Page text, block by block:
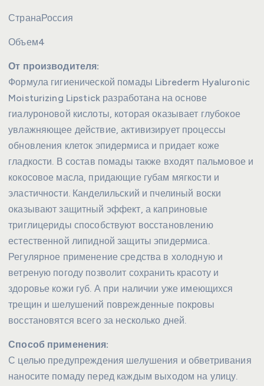
СтранаРоссия
Объем4
От производителя:
Формула гигиенической помады Librederm Hyaluronic
Moisturizing Lipstick разработана на основе
гиалуроновой кислоты, которая оказывает глубокое
увлажняющее действие, активизирует процессы
обновления клеток эпидермиса и придает коже
гладкости. В состав помады также входят пальмовое и
кокосовое масла, придающие губам мягкости и
эластичности. Канделильский и пчелиный воски
оказывают защитный эффект, а каприновые
триглицериды способствуют восстановлению
естественной липидной защиты эпидермиса.
Регулярное применение средства в холодную и
ветреную погоду позволит сохранить красоту и
здоровье кожи губ. А при наличии уже имеющихся
трещин и шелушений поврежденные покровы
восстановятся всего за несколько дней.
Способ применения:
С целью предупреждения шелушения и обветривания
наносите помаду перед каждым выходом на улицу.